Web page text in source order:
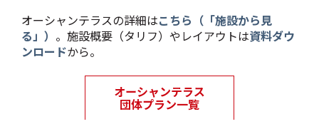
オーシャンテラスの詳細はこちら（「施設から見
る」） 。施設概要（タリフ）やレイアウトは資料ダウ
ンロードから。